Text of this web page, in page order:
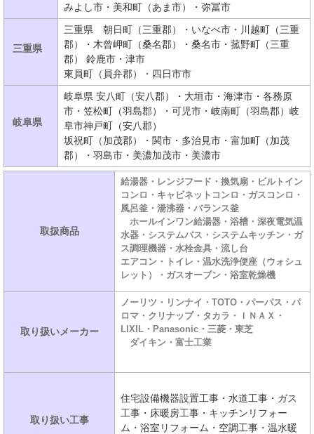
みよし市・美和町（あま市）・弥冨市
三重県
三重県 朝日町（三重郡）・いなべ市・川越町（三重
郡）・木曾岬町（桑名郡）・桑名市・菰野町（三重
郡） 鈴鹿市・津市
東員町（員弁郡）・四日市市
岐阜県
岐阜県 安八町（安八郡）・大垣市・海津市・各務原
市・笠松町（羽島郡）・可児市・岐南町（羽島郡）岐
阜市神戸町（安八郡）
坂祝町（加茂郡）・関市・多治見市・富加町（加茂
郡）・羽島市・美濃加茂市・美濃市
取扱商品
給湯器・レンジフード・換気扇・ビルトイン
コンロ・キャビネットコンロ・ガスコンロ・
風呂釜・湯沸器・バランス釜
ホールインワン給湯器・浴槽・深夜電気温
水器・システムバス・システムキッチン・ガ
ス調理機器・水栓金具・流し台
エアコン・トイレ・温水洗浄便座（ウォシュ
レット）・ガスオーブン・浴室乾燥機
取り扱いメーカー
ノーリツ・リンナイ・TOTO・パーパス・パ
ロマ・クリナップ・タカラ・ＩＮＡＸ・
LIXIL・Panasonic・三菱・東芝
ダイキン・富士工業
取り扱い工事
住宅設備機器設置工事・水道工事・ガス
工事・床暖房工事・キッチンリフォー
ム・浴室リフォーム・空調工事・温水暖